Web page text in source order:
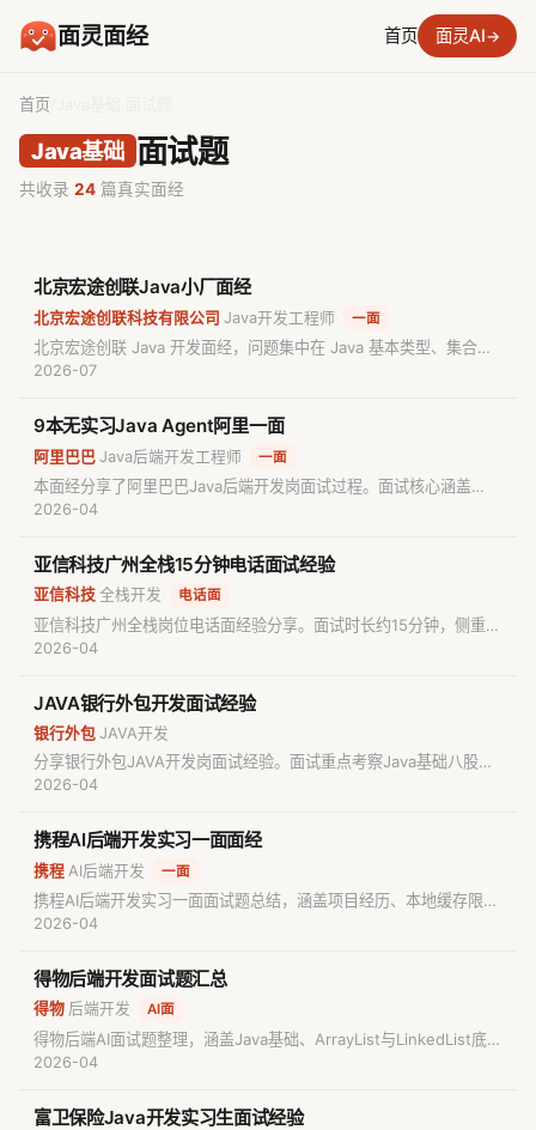
面灵面经 首页 面灵AI→
首页
Java基础 面试题
共收录 24 篇真实面经
北京宏途创联Java小厂面经
北京宏途创联科技有限公司 Java开发工程师 一面
北京宏途创联 Java 开发面经，问题集中在 Java 基本类型、集合、
HashMap、线程状态、synchronized、Docker 部署和反转链表。
2026-07
9本无实习Java Agent阿里一面
阿里巴巴 Java后端开发工程师 一面
本面经分享了阿里巴巴Java后端开发岗面试过程。面试核心涵盖
Java并发编程、Spring自动装配与Bean生命周期、MySQL索引原理
备大厂面试的候选人参考。
2026-04
亚信科技广州全栈15分钟电话面试经验
亚信科技 全栈开发 电话面
亚信科技广州全栈岗位电话面经验分享。面试时长约15分钟，侧重考
察Java基础，包括Java集合、类加载机制、基本类型与引用类型区
2026-04
JAVA银行外包开发面试经验
银行外包 JAVA开发
分享银行外包JAVA开发岗面试经验。面试重点考察Java基础八股
文，如HashMap与Hashtable区别、final/finally/finalize用法等。
2026-04
携程AI后端开发实习一面面经
携程 AI后端开发 一面
携程AI后端开发实习一面面试题总结，涵盖项目经历、本地缓存限流
算法、令牌桶原理、分布式事务AT模式、RabbitMQ消息可靠性、
后端求职者查漏补缺。
2026-04
得物后端开发面试题汇总
得物 后端开发 AI面
得物后端AI面试题整理，涵盖Java基础、ArrayList与LinkedList底层
原理、SQL查询优化、Kafka消息堆积处理、Redis分布式锁与数据
者复习备考。
2026-04
富卫保险Java开发实习生面试经验